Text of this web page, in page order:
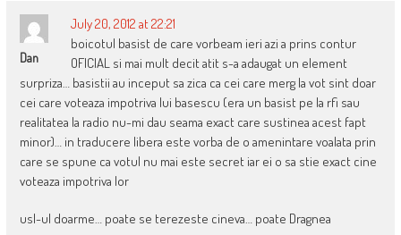
Dan
July 20, 2012 at 22:21
boicotul basist de care vorbeam ieri azi a prins contur
OFICIAL si mai mult decit atit s-a adaugat un element
surpriza… basistii au inceput sa zica ca cei care merg la vot sint doar
cei care voteaza impotriva lui basescu (era un basist pe la rfi sau
realitatea la radio nu-mi dau seama exact care sustinea acest fapt
minor)… in traducere libera este vorba de o amenintare voalata prin
care se spune ca votul nu mai este secret iar ei o sa stie exact cine
voteaza impotriva lor
usl-ul doarme… poate se terezeste cineva… poate Dragnea